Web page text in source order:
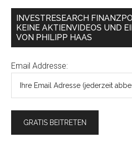
INVESTRESEARCH
KEINE AKTIENVIDEOS UND
VON PHILIPP HAAS
Email Addresse: